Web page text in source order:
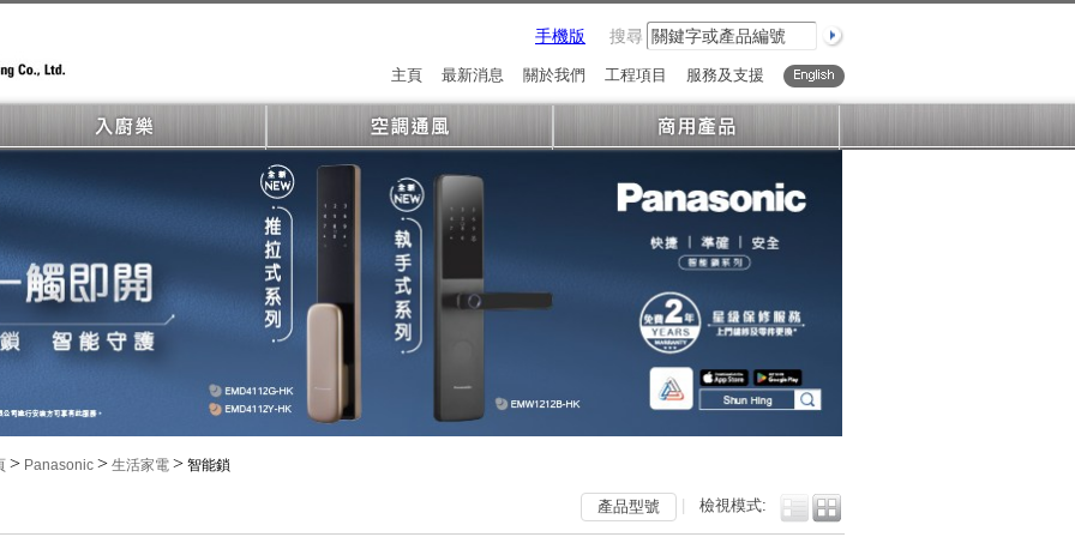
手機版 搜尋
服務及支援
工程項目
關於我們
最新消息
主頁
> Panasonic > 生活家電 > 智能鎖
檢視模式:
產品型號